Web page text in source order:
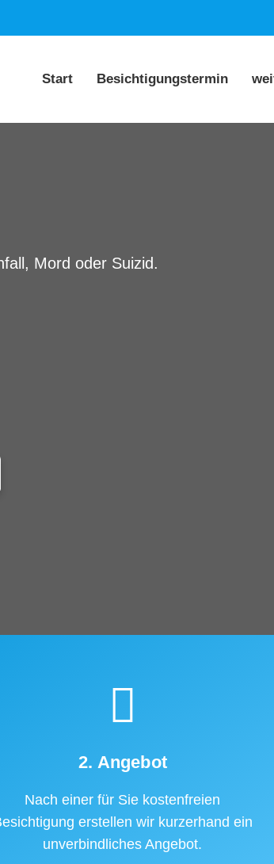
Start Besichtigungstermin
Mord oder Suizid.
2. Angebot
Nach einer für Sie kostenfreien
erstellen wir kurzerhand ein
unverbindliches Angebot.